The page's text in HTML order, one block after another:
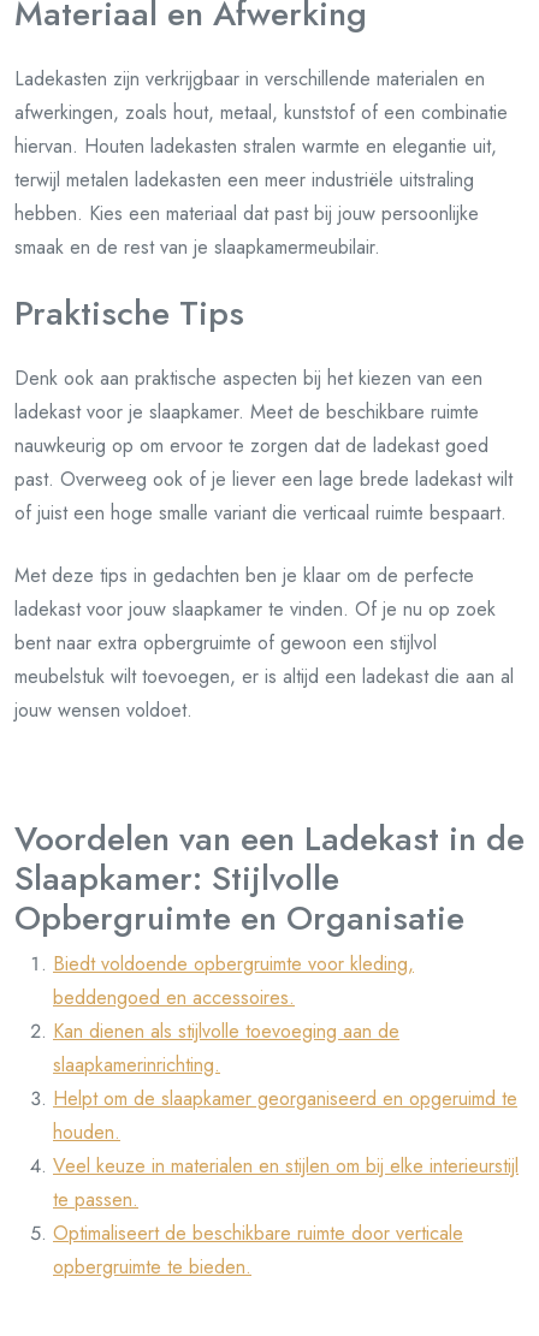
Materiaal en Afwerking
Ladekasten zijn verkrijgbaar in verschillende materialen en
afwerkingen, zoals hout, metaal, kunststof of een combinatie
hiervan. Houten ladekasten stralen warmte en elegantie uit,
terwijl metalen ladekasten een meer industriële uitstraling
hebben. Kies een materiaal dat past bij jouw persoonlijke
smaak en de rest van je slaapkamermeubilair.
Praktische Tips
Denk ook aan praktische aspecten bij het kiezen van een
ladekast voor je slaapkamer. Meet de beschikbare ruimte
nauwkeurig op om ervoor te zorgen dat de ladekast goed
past. Overweeg ook of je liever een lage brede ladekast wilt
of juist een hoge smalle variant die verticaal ruimte bespaart.
Met deze tips in gedachten ben je klaar om de perfecte
ladekast voor jouw slaapkamer te vinden. Of je nu op zoek
bent naar extra opbergruimte of gewoon een stijlvol
meubelstuk wilt toevoegen, er is altijd een ladekast die aan al
jouw wensen voldoet.
Voordelen van een Ladekast in de
Slaapkamer: Stijlvolle
Opbergruimte en Organisatie
Biedt voldoende opbergruimte voor kleding,
beddengoed en accessoires.
Kan dienen als stijlvolle toevoeging aan de
slaapkamerinrichting.
Helpt om de slaapkamer georganiseerd en opgeruimd te
houden.
Veel keuze in materialen en stijlen om bij elke interieurstijl
te passen.
Optimaliseert de beschikbare ruimte door verticale
opbergruimte te bieden.